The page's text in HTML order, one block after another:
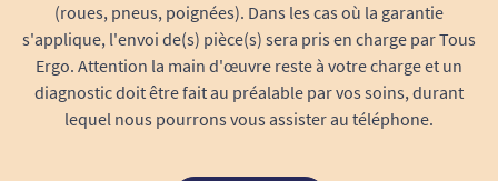
Protection de jour remplacée en toute
simplicité: parfait pour être emporté en
déplacement ou pour prévoir une journée
sereine loin du domicile.
sous les habits, grâce à la finesse et la
(roues, pneus, poignées). Dans les cas où la garantie
s'applique, l'envoi de(s) pièce(s) sera pris en charge par Tous
Ergo. Attention la main d'œuvre reste à votre charge et un
diagnostic doit être fait au préalable par vos soins, durant
lequel nous pourrons vous assister au téléphone.